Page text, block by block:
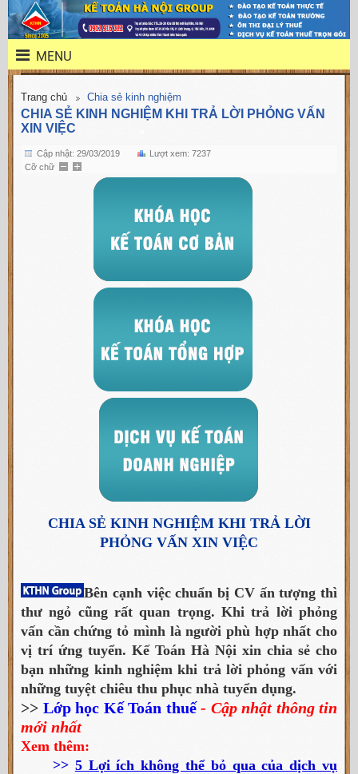
MENU
Trang chủ Chia sẻ kinh nghiệm
CHIA SẺ KINH NGHIỆM KHI TRẢ LỜI PHỎNG VẤN
XIN VIỆC
Cập nhật: 29/03/2019
Lượt xem: 7237
Cỡ chữ
CHIA SẺ KINH NGHIỆM KHI TRẢ LỜI
PHỎNG VẤN XIN VIỆC
Bên cạnh việc chuẩn bị CV ấn tượng thì
thư ngỏ cũng rất quan trọng. Khi trả lời phỏng
vấn cần chứng tỏ mình là người phù hợp nhất cho
vị trí ứng tuyển. Kế Toán Hà Nội xin chia sẻ cho
bạn những kinh nghiệm khi trả lời phỏng vấn với
những tuyệt chiêu thu phục nhà tuyển dụng.
>> Lớp học Kế Toán thuế- Cập nhật thông tin
mới nhất
Xem thêm:
>> 5 Lợi ích không thể bỏ qua của dịch vụ